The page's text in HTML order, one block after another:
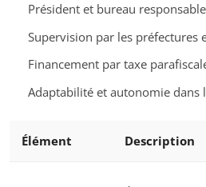
Président et bureau
Supervision par les préfectures
Financement par taxe
Adaptabilité et autonomie dans
Élément Description